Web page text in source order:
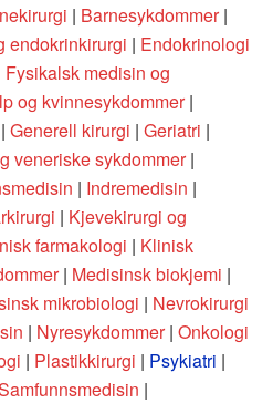
| Barnesykdommer|
endokrinkirurgi | Endokrinologi
Fysikalsk medisin og
og kvinnesykdommer|
| Generell kirurgi | Geriatri |
veneriske sykdommer|
| Indremedisin |
| Kjevekirurgi og
farmakologi | Klinisk
| Medisinsk biokjemi |
mikrobiologi | Nevrokirurgi
| Nyresykdommer| Onkologi
| Plastikkirurgi | Psykiatri |
|